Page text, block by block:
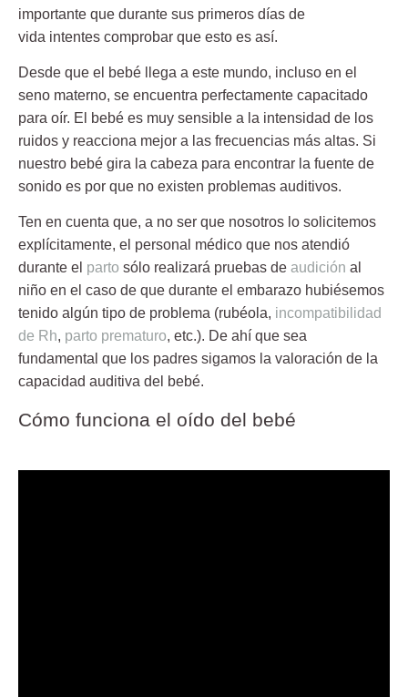
importante que durante sus primeros días de
vida intentes comprobar que esto es así.
Desde que el bebé llega a este mundo, incluso en el
seno materno, se encuentra perfectamente capacitado
para oír. El bebé es muy sensible a la intensidad de los
ruidos y reacciona mejor a las frecuencias más altas. Si
nuestro bebé gira la cabeza para encontrar la fuente de
sonido es por que no existen problemas auditivos.
Ten en cuenta que, a no ser que nosotros lo solicitemos
explícitamente, el personal médico que nos atendió
durante el parto sólo realizará pruebas de audición al
niño en el caso de que durante el embarazo hubiésemos
tenido algún tipo de problema (rubéola, incompatibilidad
de Rh, parto prematuro, etc.). De ahí que sea
fundamental que los padres sigamos la valoración de la
capacidad auditiva del bebé.
Cómo funciona el oído del bebé